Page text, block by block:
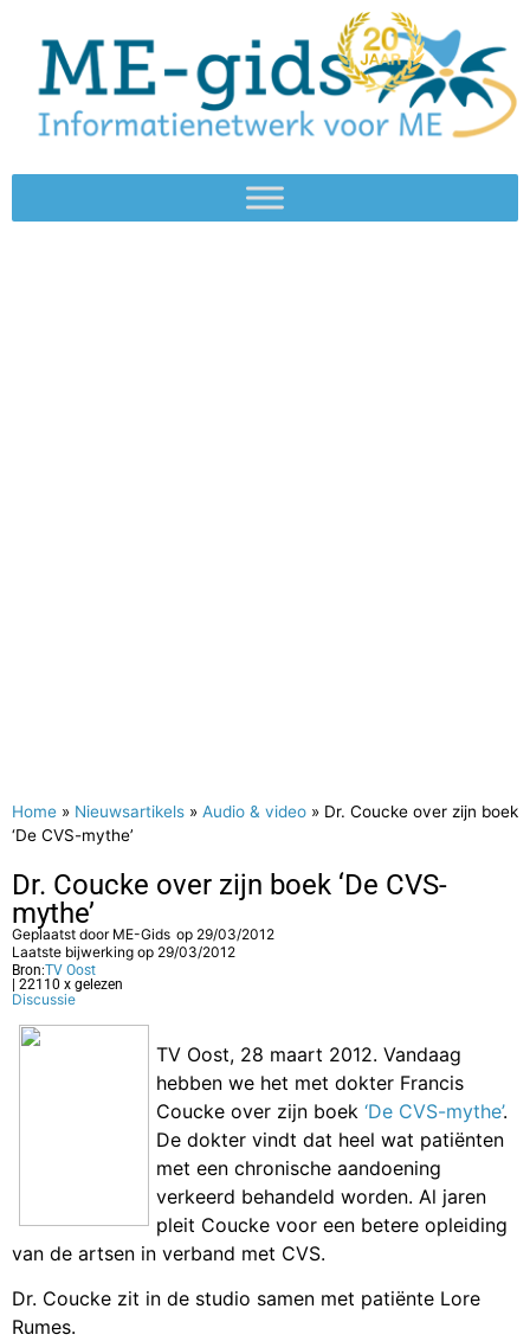
Home » Nieuwsartikels » Audio & video » Dr. Coucke over zijn boek
‘De CVS-mythe’
Dr. Coucke over zijn boek ‘De CVS-
mythe’
Geplaatst door ME-Gids op 29/03/2012
Laatste bijwerking op 29/03/2012
Bron:TV Oost
| 22110 x gelezen
Discussie
TV Oost, 28 maart 2012. Vandaag
hebben we het met dokter Francis
Coucke over zijn boek ‘De CVS-mythe’.
De dokter vindt dat heel wat patiënten
met een chronische aandoening
verkeerd behandeld worden. Al jaren
pleit Coucke voor een betere opleiding
van de artsen in verband met CVS.
Dr. Coucke zit in de studio samen met patiënte Lore
Rumes.